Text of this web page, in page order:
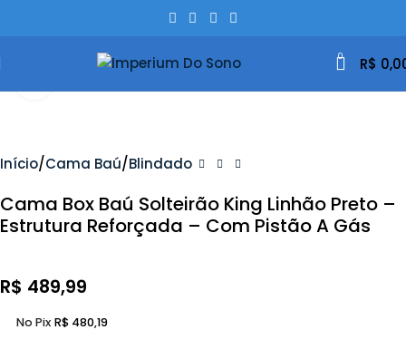
0 R$
Início Cama Baú Blindado
Cama Box Baú Solteirão King Linhão Preto –
Estrutura Reforçada – Com Pistão A Gás
R$ 489,99
No Pix R$480,19